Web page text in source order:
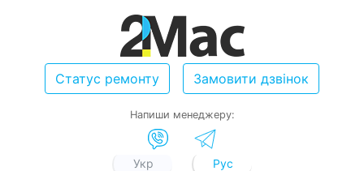
Статус ремонту Замовити дзвінок
Напиши менеджеру:
Укр Рус